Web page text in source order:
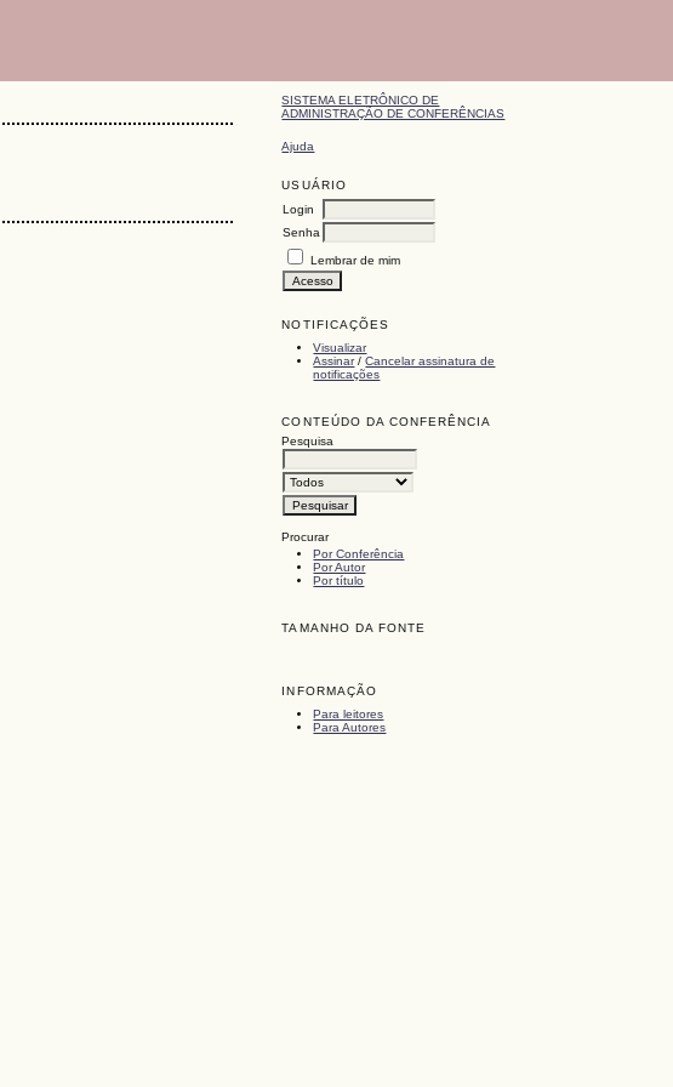
SISTEMA ELETRÔNICO DE
ADMINISTRAÇÃO DE CONFERÊNCIAS
Ajuda
USUÁRIO
Login
Senha
Lembrar de mim
NOTIFICAÇÕES
Visualizar
Assinar/Cancelar assinatura de
notificações
CONTEÚDO DA CONFERÊNCIA
Pesquisa
Procurar
Por Conferência
Por Autor
Por título
TAMANHO DA FONTE
INFORMAÇÃO
Para leitores
Para Autores